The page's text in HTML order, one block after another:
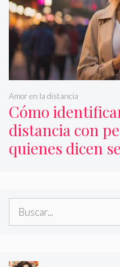
Cómo
distancia con
quienes dicen
Amor en la distancia
Buscar: